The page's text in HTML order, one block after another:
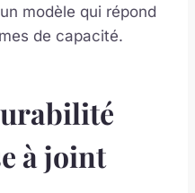
modèle qui répond
de capacité.
à joint